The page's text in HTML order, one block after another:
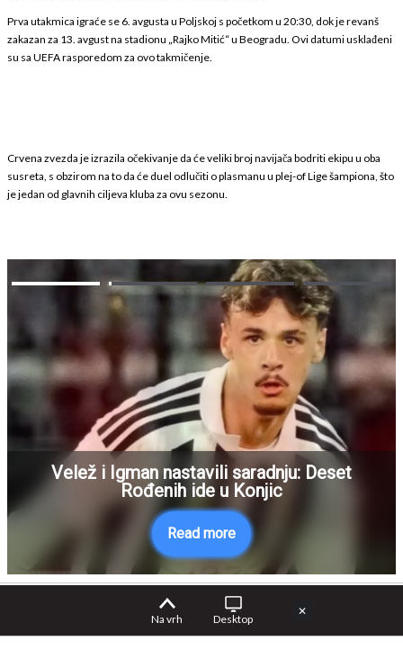
Prva utakmica igraće se 6. avgusta u Poljskoj s početkom u 20:30, dok je revanš
zakazan za 13. avgust na stadionu „Rajko Mitić“ u Beogradu. Ovi datumi usklađeni
su sa UEFA rasporedom za ovo takmičenje.
Crvena zvezda je izrazila očekivanje da će veliki broj navijača bodriti ekipu u oba
susreta, s obzirom na to da će duel odlučiti o plasmanu u plej-of Lige šampiona, što
je jedan od glavnih ciljeva kluba za ovu sezonu.
Velež i Igman nastavili saradnju: Deset
Rođenih ide u Konjic
Read more
Na vrh Desktop
✕